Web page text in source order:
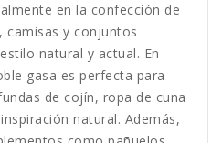
en la confección de
camisas y conjuntos
natural y actual. En
gasa es perfecta para
de cojín, ropa de cuna
natural. Además,